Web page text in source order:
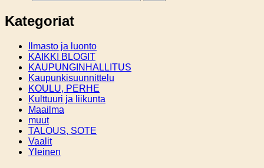
Kategoriat
Ilmasto ja luonto
KAIKKI BLOGIT
KAUPUNGINHALLITUS
Kaupunkisuunnittelu
KOULU, PERHE
Kulttuuri ja liikunta
Maailma
muut
TALOUS, SOTE
Vaalit
Yleinen